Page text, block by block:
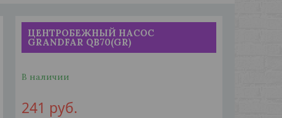
ЦЕНТРОБЕЖНЫЙ НАСОС
GRANDFAR QB70(GR)
В наличии
241 руб.